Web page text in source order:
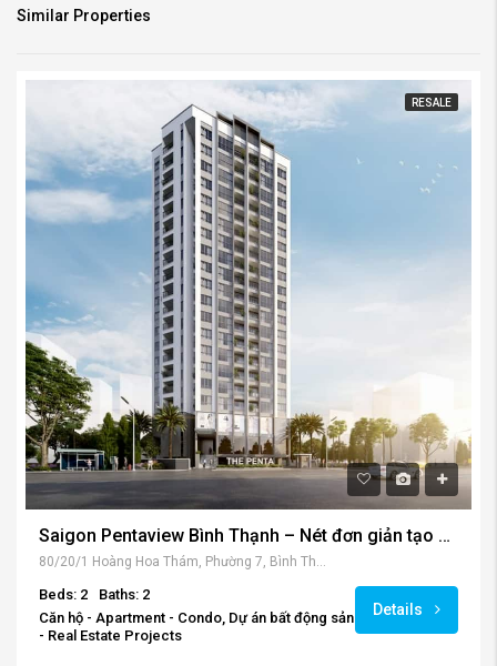
Similar Properties
RESALE
Saigon Pentaview Bình Thạnh – Nét đơn giản tạo nên sự tiện nghi.
80/20/1 Hoàng Hoa Thám, Phường 7, Bình Thạnh, Hồ Chí Minh, Việt Nam
Beds: 2
Baths: 2
Căn hộ - Apartment - Condo, Dự án bất động sản
- Real Estate Projects
Details